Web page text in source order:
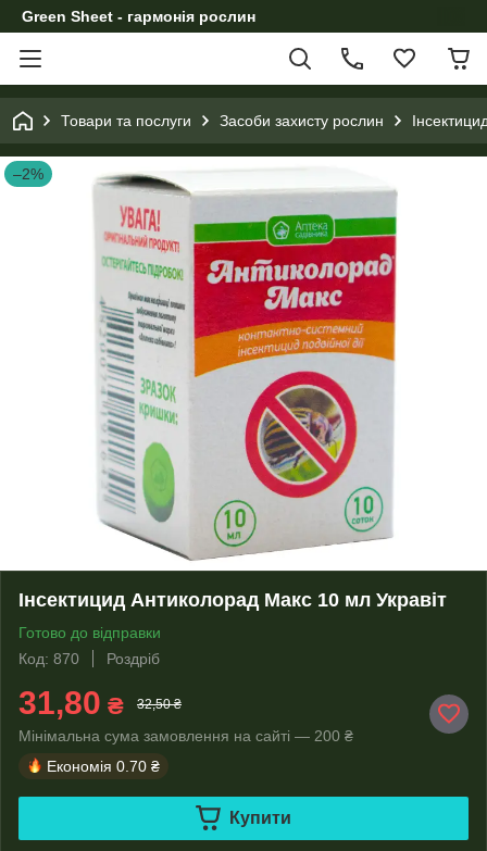
Green Sheet - гармонія рослин
Товари та послуги Засоби захисту рослин
–2%
Інсектицид Антиколорад Макс 10 мл Укравіт
Готово до відправки
Код: 870
Роздріб
31,80 ₴ 32,50 ₴
Мінімальна сума замовлення на сайті — 200 ₴
Економія 0.70 ₴
Купити